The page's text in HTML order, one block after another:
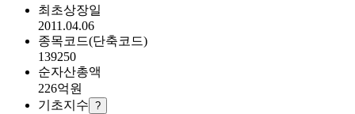
최초상장일
2011.04.06
종목코드(단축코드)
139250
순자산총액
226억원
기초지수 ?